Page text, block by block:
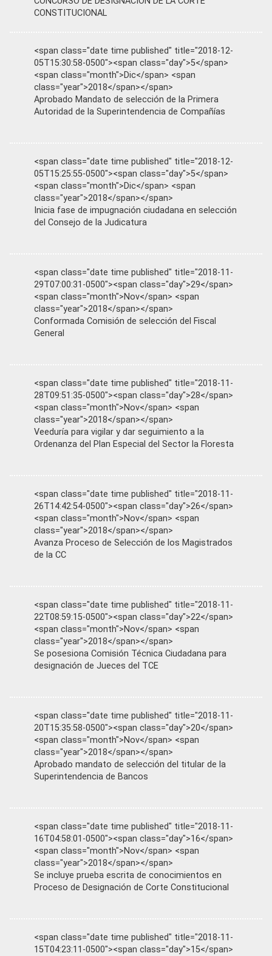
CONSTITUCIONAL
<span class="date time published" title="2018-12-
05T15:30:58-0500"><span class="day">5</span>
<span class="month">Dic</span> <span
class="year">2018</span></span>
Aprobado Mandato de selección de la Primera
Autoridad de la Superintendencia de Compañías
<span class="date time published" title="2018-12-
05T15:25:55-0500"><span class="day">5</span>
<span class="month">Dic</span> <span
class="year">2018</span></span>
Inicia fase de impugnación ciudadana en selección
del Consejo de la Judicatura
<span class="date time published" title="2018-11-
29T07:00:31-0500"><span class="day">29</span>
<span class="month">Nov</span> <span
class="year">2018</span></span>
Conformada Comisión de selección del Fiscal
General
<span class="date time published" title="2018-11-
28T09:51:35-0500"><span class="day">28</span>
<span class="month">Nov</span> <span
class="year">2018</span></span>
Veeduría para vigilar y dar seguimiento a la
Ordenanza del Plan Especial del Sector la Floresta
<span class="date time published" title="2018-11-
26T14:42:54-0500"><span class="day">26</span>
<span class="month">Nov</span> <span
class="year">2018</span></span>
Avanza Proceso de Selección de los Magistrados
de la CC
<span class="date time published" title="2018-11-
22T08:59:15-0500"><span class="day">22</span>
<span class="month">Nov</span> <span
class="year">2018</span></span>
Se posesiona Comisión Técnica Ciudadana para
designación de Jueces del TCE
<span class="date time published" title="2018-11-
20T15:35:58-0500"><span class="day">20</span>
<span class="month">Nov</span> <span
class="year">2018</span></span>
Aprobado mandato de selección del titular de la
Superintendencia de Bancos
<span class="date time published" title="2018-11-
16T04:58:01-0500"><span class="day">16</span>
<span class="month">Nov</span> <span
class="year">2018</span></span>
Se incluye prueba escrita de conocimientos en
Proceso de Designación de Corte Constitucional
<span class="date time published" title="2018-11-
15T04:23:11-0500"><span class="day">15</span>